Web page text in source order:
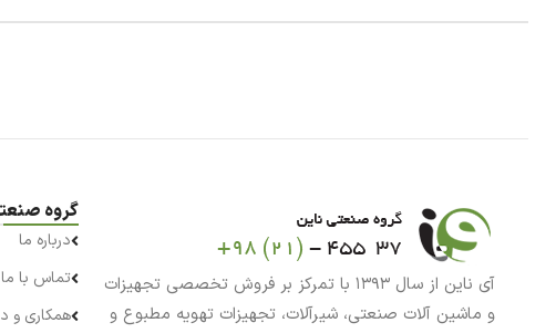
آی ناین از سال ۱۳۹۳ با تمرکز بر فروش تخصصی تجهیزات
و ماشین آلات صنعتی، شیرآلات، تجهیزات تهویه مطبوع و
گروه
درباره ما
تماس با ما
همکاری و